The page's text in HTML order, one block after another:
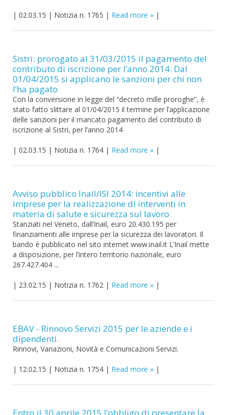
| 02.03.15 | Notizia n. 1765 | Read more |
Sistri: prorogato al 31/03/2015 il pagamento del
contributo di iscrizione per l’anno 2014. Dal
01/04/2015 si applicano le sanzioni per chi non
l’ha pagato
Con la conversione in legge del “decreto mille proroghe”, è
stato fatto slittare al 01/04/2015 il termine per l’applicazione
delle sanzioni per il mancato pagamento del contributo di
iscrizione al Sistri, per l’anno 2014
| 02.03.15 | Notizia n. 1764 | Read more |
Avviso pubblico Inail/ISI 2014: incentivi alle
imprese per la realizzazione di interventi in
materia di salute e sicurezza sul lavoro
Stanziati nel Veneto, dall’Inail, euro 20.430.195 per
finanziamenti alle imprese per la sicurezza dei lavoratori. Il
bando è pubblicato nel sito internet www.inail.it L’Inail mette
a disposizione, per l’intero territorio nazionale, euro
267.427.404 ...
| 23.02.15 | Notizia n. 1762 | Read more |
EBAV - Rinnovo Servizi 2015 per le aziende e i
dipendenti.
Rinnovi, Variazioni, Novità e Comunicazioni Servizi.
| 12.02.15 | Notizia n. 1754 | Read more |